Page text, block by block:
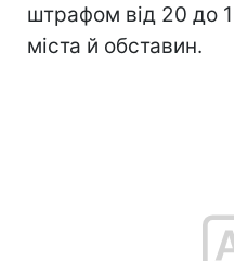
штрафом від 20 до
міста й обставин.